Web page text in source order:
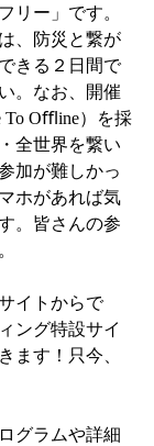
リー」です。
、防災と繋が
きる２日間で
。なお、開催
To Oﬄine）を採
全世界を繋い
加が難しかっ
ホがあれば気
。皆さんの参
イトからで
ング特設サイ
ます！只今、
グラムや詳細